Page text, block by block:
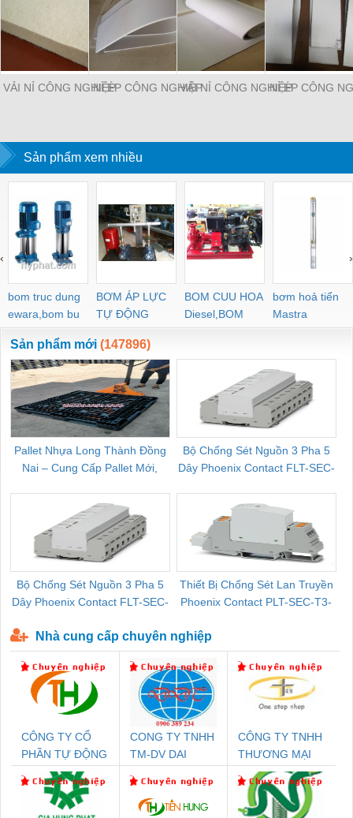
VẢI NỈ CÔNG NGHIỆPNỈ ÉP CÔNG NGHIỆPVẢI NỈ CÔNG NGHIỆPNỈ ÉP CÔNG
Sản phẩm xem nhiều
bom truc dung
ewara,bom bu
ewara
BƠM ÁP LỰC
TỰ ĐỘNG
BOM CUU HOA
Diesel,BOM
CHUA CHAY
bơm hoả tiển
Mastra
‹ ›
Sản phẩm mới (147896)
Pallet Nhựa Long Thành Đồng
Nai – Cung Cấp Pallet Mới,
Bộ Chống Sét Nguồn 3 Pha 5
Dây Phoenix Contact FLT-SEC-
Bộ Chống Sét Nguồn 3 Pha 5
Dây Phoenix Contact FLT-SEC-
Thiết Bị Chống Sét Lan Truyền
Phoenix Contact PLT-SEC-T3-
Nhà cung cấp chuyên nghiệp
CÔNG TY CỔ
PHẦN TỰ ĐỘNG
TIẾN HƯNG
CONG TY TNHH
TM-DV DAI
CÔNG TY TNHH
THƯƠNG MẠI
THIÊN ÂN VIỆT
NAM